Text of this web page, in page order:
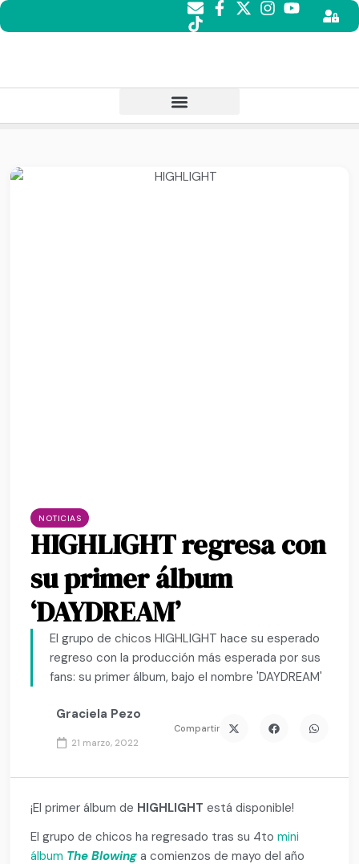
NOTICIAS
HIGHLIGHT regresa con
su primer álbum
‘DAYDREAM’
El grupo de chicos HIGHLIGHT hace su esperado
regreso con la producción más esperada por sus
fans: su primer álbum, bajo el nombre 'DAYDREAM'
Graciela Pezo
21 marzo, 2022
Compartir
¡El primer álbum de HIGHLIGHT está disponible!
El grupo de chicos ha regresado tras su 4tomini
álbum The Blowing a comienzos de mayo del año